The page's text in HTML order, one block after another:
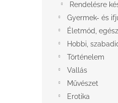
Rendelésre
Gyermek- és
Életmód,
Hobbi,
Történelem
Vallás
Művészet
Erotika